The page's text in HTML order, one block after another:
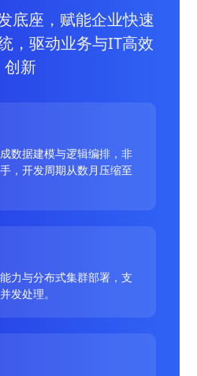
底座，赋能企业快速
，驱动业务与IT高效
创新
数据建模与逻辑编排，非
，开发周期从数月压缩至
力与分布式集群部署，支
发处理。